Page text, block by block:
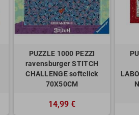
PUZZLE 1000 PEZZI
ravensburger STITCH
CHALLENGE softclick
70X50CM
14,99 €